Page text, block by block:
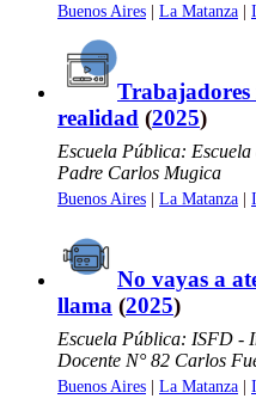
Buenos Aires | La Matanza |
realidad (2025)
Escuela Pública:
Padre Carlos Mugica
Buenos Aires | La Matanza |
No vayas a
llama (2025)
Escuela Pública: ISFD -
Docente N° 82 Carlos
Buenos Aires | La Matanza |